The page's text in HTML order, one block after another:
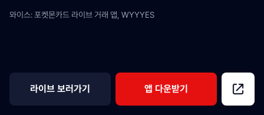
와이스: 포켓몬카드 라이브 거래 앱, WYYYES
라이브 보러가기 앱 다운받기